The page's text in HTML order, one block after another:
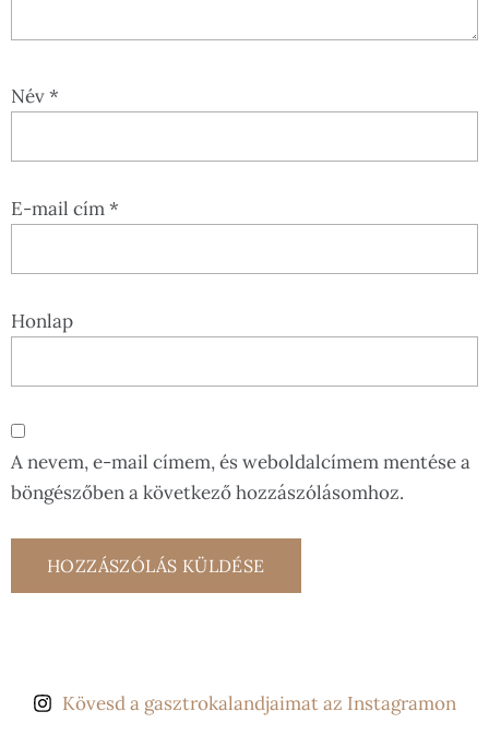
Név*
E-mail cím*
Honlap
A nevem, e-mail címem, és weboldalcímem mentése a
böngészőben a következő hozzászólásomhoz.
Kövesd a gasztrokalandjaimat az Instagramon